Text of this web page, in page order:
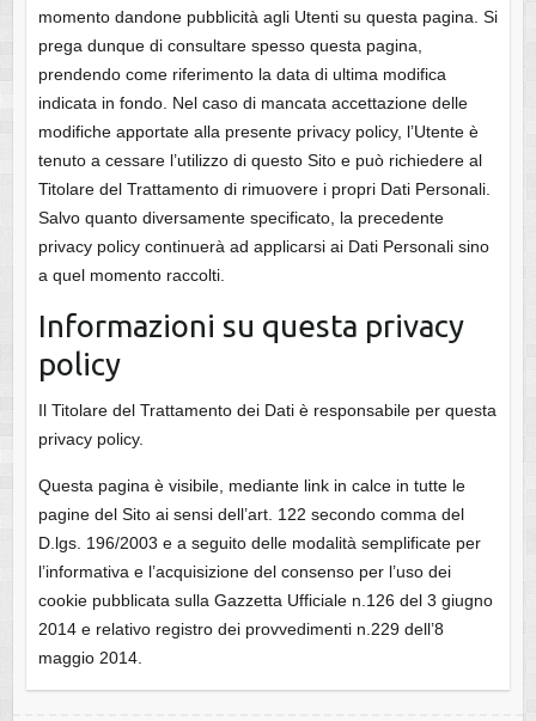
momento dandone pubblicità agli Utenti su questa pagina. Si
prega dunque di consultare spesso questa pagina,
prendendo come riferimento la data di ultima modifica
indicata in fondo. Nel caso di mancata accettazione delle
modifiche apportate alla presente privacy policy, l’Utente è
tenuto a cessare l’utilizzo di questo Sito e può richiedere al
Titolare del Trattamento di rimuovere i propri Dati Personali.
Salvo quanto diversamente specificato, la precedente
privacy policy continuerà ad applicarsi ai Dati Personali sino
a quel momento raccolti.
Informazioni su questa privacy
policy
Il Titolare del Trattamento dei Dati è responsabile per questa
privacy policy.
Questa pagina è visibile, mediante link in calce in tutte le
pagine del Sito ai sensi dell’art. 122 secondo comma del
D.lgs. 196/2003 e a seguito delle modalità semplificate per
l’informativa e l’acquisizione del consenso per l’uso dei
cookie pubblicata sulla Gazzetta Ufficiale n.126 del 3 giugno
2014 e relativo registro dei provvedimenti n.229 dell’8
maggio 2014.